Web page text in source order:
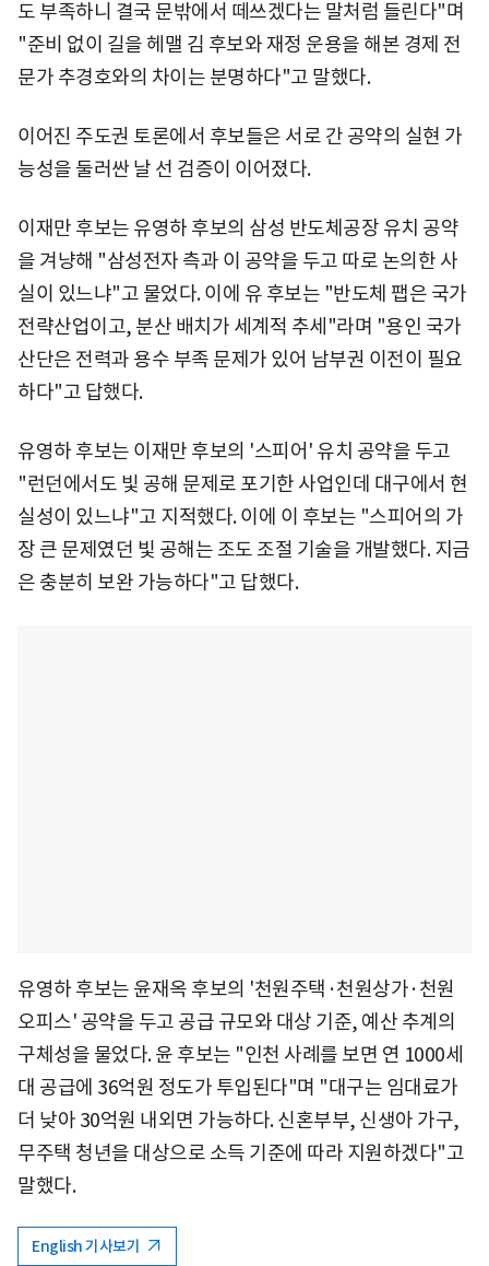
도 부족하니 결국 문밖에서 떼쓰겠다는 말처럼 들린다"며
"준비 없이 길을 헤맬 김 후보와 재정 운용을 해본 경제 전
문가 추경호와의 차이는 분명하다"고 말했다.
이어진 주도권 토론에서 후보들은 서로 간 공약의 실현 가
능성을 둘러싼 날 선 검증이 이어졌다.
이재만 후보는 유영하 후보의 삼성 반도체공장 유치 공약
을 겨냥해 "삼성전자 측과 이 공약을 두고 따로 논의한 사
실이 있느냐"고 물었다. 이에 유 후보는 "반도체 팹은 국가
전략산업이고, 분산 배치가 세계적 추세"라며 "용인 국가
산단은 전력과 용수 부족 문제가 있어 남부권 이전이 필요
하다"고 답했다.
유영하 후보는 이재만 후보의 '스피어' 유치 공약을 두고
"런던에서도 빛 공해 문제로 포기한 사업인데 대구에서 현
실성이 있느냐"고 지적했다. 이에 이 후보는 "스피어의 가
장 큰 문제였던 빛 공해는 조도 조절 기술을 개발했다. 지금
은 충분히 보완 가능하다"고 답했다.
유영하 후보는 윤재옥 후보의 '천원주택·천원상가·천원
오피스' 공약을 두고 공급 규모와 대상 기준, 예산 추계의
구체성을 물었다. 윤 후보는 "인천 사례를 보면 연 1000세
대 공급에 36억원 정도가 투입된다"며 "대구는 임대료가
더 낮아 30억원 내외면 가능하다. 신혼부부, 신생아 가구,
무주택 청년을 대상으로 소득 기준에 따라 지원하겠다"고
말했다.
English 기사보기